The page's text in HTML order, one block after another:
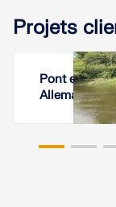
Projets
Pont en
Allemagne